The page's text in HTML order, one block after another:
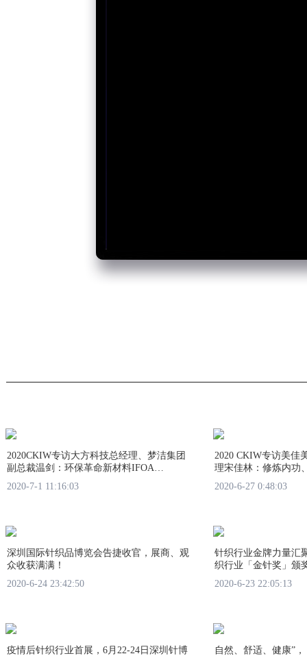
2020CKIW专访大方科技总经理、梦洁集团
副总裁温剑：环保革命新材料IFOA…
2020-7-1 11:16:03
2020 CKIW专访美佳
理宋佳林：修炼内功
2020-6-27 0:48:03
深圳国际针织品博览会告捷收官，展商、观
众收获满满！
2020-6-24 23:42:50
针织行业金牌力量汇
织行业「金针奖」颁
2020-6-23 22:05:13
疫情后针织行业首展，6月22-24日深圳针博
自然、舒适、健康”